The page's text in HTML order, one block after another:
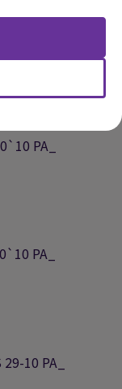
PA_
PA_
PA_
10 PA_